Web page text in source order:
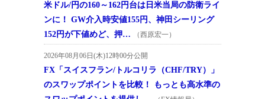
米ドル/円の160～162円台は日米当局の防衛ライ
ンに！ GW介入時安値155円、神田シーリング
152円が下値めど、押…
（西原宏一）
2026年08月06日(木)12時00分公開
FX「スイスフラン/トルコリラ（CHF/TRY）」
のスワップポイントを比較！ もっとも高水準の